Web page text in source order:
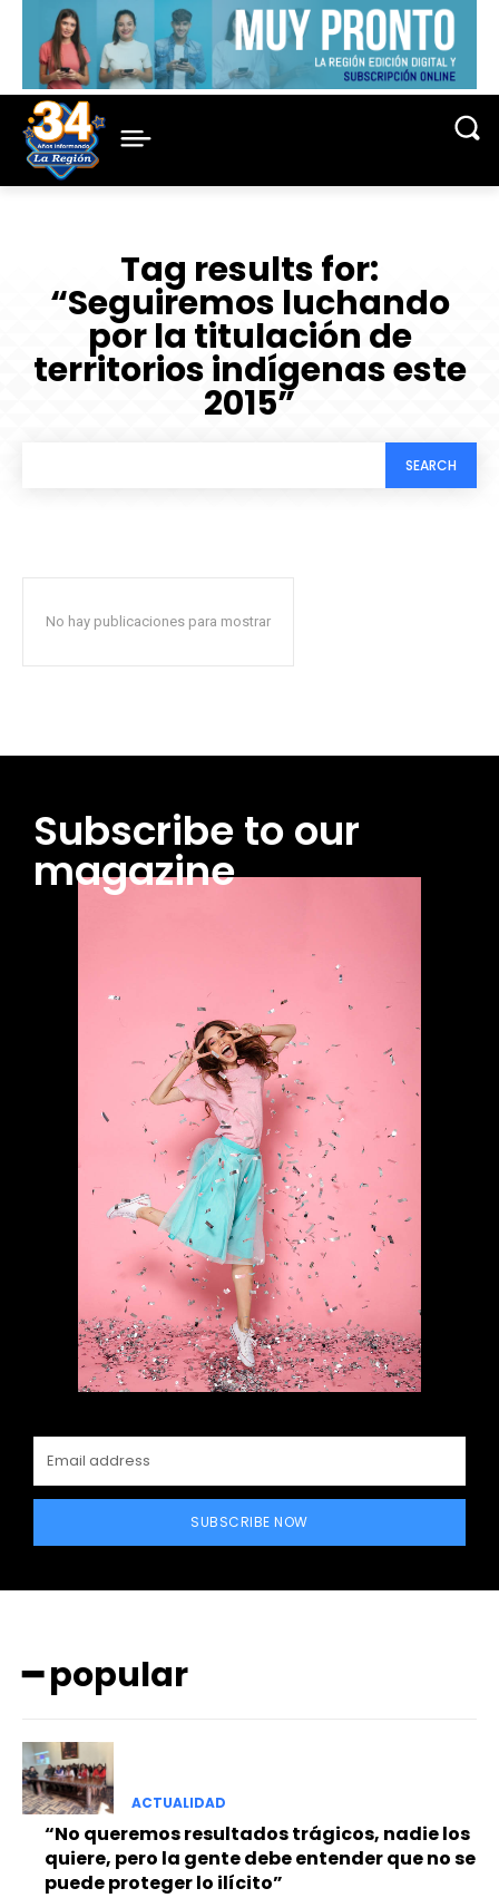
Tag results for:
“Seguiremos luchando
por la titulación de
territorios indígenas este
2015”
SEARCH
No hay publicaciones para mostrar
Subscribe to our
magazine
SUBSCRIBE NOW
━ popular
ACTUALIDAD
“No queremos resultados trágicos, nadie los
quiere, pero la gente debe entender que no se
puede proteger lo ilícito”